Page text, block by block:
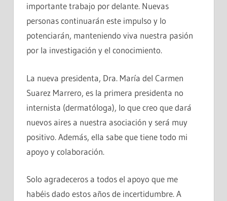
importante trabajo por delante. Nuevas
personas continuarán este impulso y lo
potenciarán, manteniendo viva nuestra pasión
por la investigación y el conocimiento.
La nueva presidenta, Dra. María del Carmen
Suarez Marrero, es la primera presidenta no
internista (dermatóloga), lo que creo que dará
nuevos aires a nuestra asociación y será muy
positivo. Además, ella sabe que tiene todo mi
apoyo y colaboración.
Solo agradeceros a todos el apoyo que me
habéis dado estos años de incertidumbre. A